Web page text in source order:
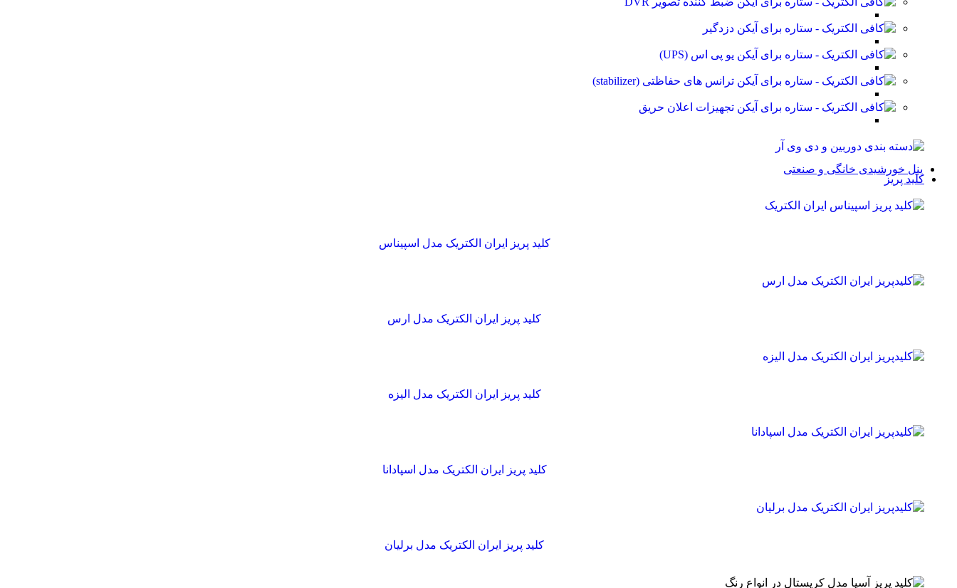
دزدگیر
یو پی اس (UPS)
ترانس های حفاظتی (stabilizer)
تجهیزات اعلان حریق
پنل خورشیدی خانگی و صنعتی
کلید پریز
کلید پریز ایران الکتریک مدل اسپیناس
کلید پریز ایران الکتریک مدل ارس
کلید پریز ایران الکتریک مدل الیزه
کلید پریز ایران الکتریک مدل اسپادانا
کلید پریز ایران الکتریک مدل برلیان